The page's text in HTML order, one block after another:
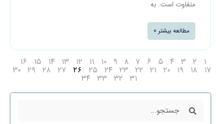
متفاوت است. به
مطالعه بیشتر »
۱ ۲ ۳ ۴ ۵ ۶ ۷ ۸ ۹ ۱۰ ۱۱ ۱۲ ۱۳ ۱۴ ۱۵ ۱۶
۱۷ ۱۸ ۱۹ ۲۰ ۲۱ ۲۲ ۲۳ ۲۴ ۲۵ ۲۶ ۲۷ ۲۸ ۲۹ ۳۰
۳۱ ۳۲ ۳۳ ۳۴